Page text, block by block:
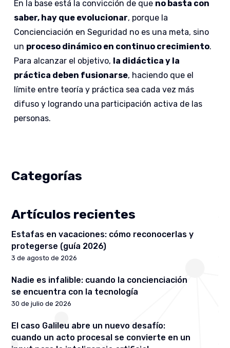
Categorías
Artículos recientes
Estafas en vacaciones: cómo reconocerlas y
protegerse (guía 2026)
3 de agosto de 2026
Nadie es infalible: cuando la concienciación
se encuentra con la tecnología
30 de julio de 2026
El caso Galileu abre un nuevo desafío:
cuando un acto procesal se convierte en un
En la base está la convicción de que no basta con
saber, hay que evolucionar, porque la
Concienciación en Seguridad no es una meta, sino
un proceso dinámico en continuo crecimiento.
Para alcanzar el objetivo, la didáctica y la
práctica deben fusionarse, haciendo que el
límite entre teoría y práctica sea cada vez más
difuso y logrando una participación activa de las
personas.